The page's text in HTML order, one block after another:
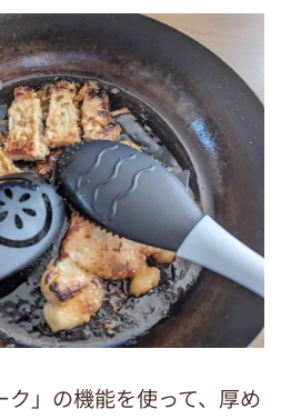
ク」の機能を使って、厚め